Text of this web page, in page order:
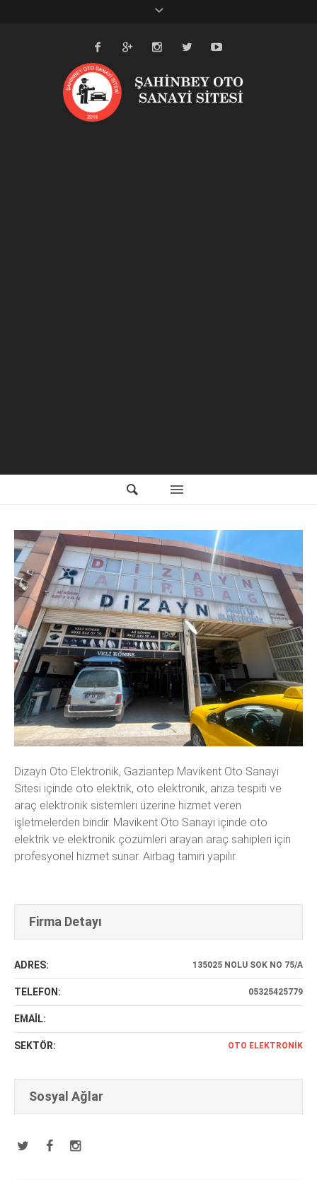
Dizayn Oto Elektronik, Gaziantep Mavikent Oto Sanayi
Sitesi içinde oto elektrik, oto elektronik, arıza tespiti ve
araç elektronik sistemleri üzerine hizmet veren
işletmelerden biridir. Mavikent Oto Sanayi içinde oto
elektrik ve elektronik çözümleri arayan araç sahipleri için
profesyonel hizmet sunar. Airbag tamiri yapılır.
Firma Detayı
ADRES: 135025 NOLU SOK NO 75/A
TELEFON: 05325425779
EMAİL:
SEKTÖR: OTO ELEKTRONIK
Sosyal Ağlar